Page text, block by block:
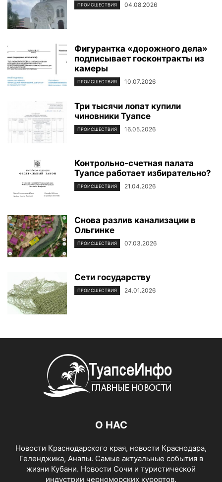
ПРОИСШЕСТВИЯ 04.08.2026
Фигурантка «дорожного дела»
подписывает госконтракты из
камеры
ПРОИСШЕСТВИЯ 10.07.2026
Три тысячи лопат купили
чиновники Туапсе
ПРОИСШЕСТВИЯ 16.05.2026
Контрольно-счетная палата
Туапсе работает избирательно?
ПРОИСШЕСТВИЯ 21.04.2026
Снова разлив канализации в
Ольгинке
ПРОИСШЕСТВИЯ 07.03.2026
Сети государству
ПРОИСШЕСТВИЯ 24.01.2026
О НАС
Новости Краснодарского края, новости Краснодара,
Геленджика, Анапы. Самые актуальные события в
жизни Кубани. Новости Сочи и туристической
индустрии черноморских курортов.